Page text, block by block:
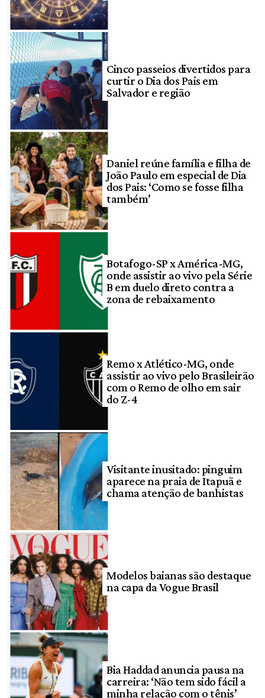
Cinco passeios divertidos para
curtir o Dia dos Pais em
Salvador e região
Daniel reúne família e filha de
João Paulo em especial de Dia
dos Pais: ‘Como se fosse filha
também’
Botafogo-SP x América-MG,
onde assistir ao vivo pela Série
B em duelo direto contra a
zona de rebaixamento
Remo x Atlético-MG, onde
assistir ao vivo pelo Brasileirão
com o Remo de olho em sair
do Z-4
Visitante inusitado: pinguim
aparece na praia de Itapuã e
chama atenção de banhistas
Modelos baianas são destaque
na capa da Vogue Brasil
Bia Haddad anuncia pausa na
carreira: ‘Não tem sido fácil a
minha relação com o tênis’